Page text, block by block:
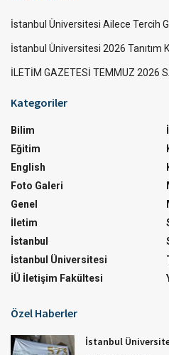
İstanbul Üniversitesi Ailece Tercih
İstanbul Üniversitesi 2026 Tanıtım
İLETİM GAZETESİ TEMMUZ 2026
Kategoriler
Bilim
Eğitim
English
Foto Galeri
Genel
İletim
İstanbul
İstanbul Üniversitesi
İÜ İletişim Fakültesi
Özel Haberler
İstanbul